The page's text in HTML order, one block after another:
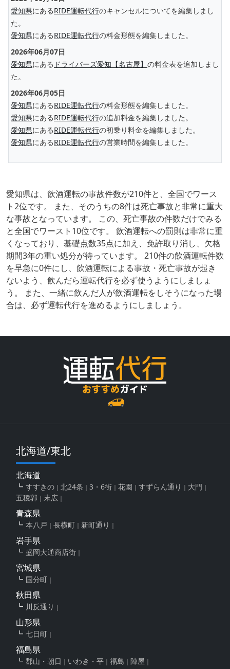
愛知県にあるRIDE運転代行のキャンセルについてを編集しまし
た。
愛知県にあるRIDE運転代行の料金形態を編集しました。
2026年06月07日
愛知県にある ドライバーズ愛知【名古屋】 の料金表を追加しまし
た。
2026年06月05日
愛知県にあるRIDE運転代行の料金形態を編集しました。
愛知県にあるRIDE運転代行の追加料金を編集しました。
愛知県にあるRIDE運転代行の初乗り料金を編集しました。
愛知県にあるRIDE運転代行の営業時間を編集しました。
愛知県は、飲酒運転の事故件数が210件と、全国でワース
ト2位です。 また、そのうちの8件は死亡事故と非常に重大
な事故となっています。 この、死亡事故の件数だけでみる
と全国でワースト10位です。 飲酒運転への罰則は非常に重
くなっており、基礎点数35点に加え、免許取り消し、欠格
期間3年の重い処分が待っています。 210件の飲酒運転件数
を早急に0件にし、飲酒運転による事故・死亡事故が起き
ないよう、飲んだら運転代行を必ず使うようにしましょ
う。 また、一緒に飲んだ人が飲酒運転をしそうになった場
合は、必ず運転代行を進めるようにしましょう。
北海道/東北
北海道
すすきの 北24条 3・6街 花園 すずらん通り
大門
五稜郭
末広
青森県
本八戸 長横町 新町通り
岩手県
盛岡大通商店街
宮城県
国分町
秋田県
川反通り
山形県
七日町
福島県
郡山・朝日 いわき・平 福島 陣屋